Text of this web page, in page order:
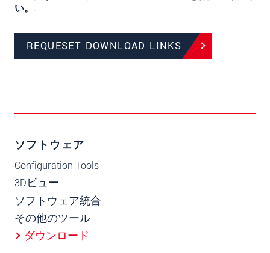
い。 .
REQUESET DOWNLOAD LINKS
ソフトウェア
Configuration Tools
3Dビュー
ソフトウェア統合
その他のツール
ダウンロード